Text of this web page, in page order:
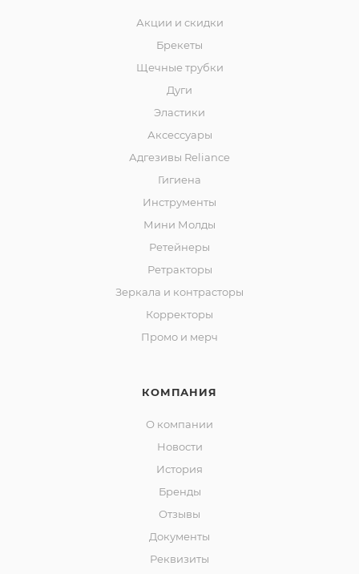
Акции и скидки
Брекеты
Щечные трубки
Дуги
Эластики
Аксессуары
Адгезивы Reliance
Гигиена
Инструменты
Мини Молды
Ретейнеры
Ретракторы
Зеркала и контраcторы
Корректоры
Промо и мерч
КОМПАНИЯ
О компании
Новости
История
Бренды
Отзывы
Документы
Реквизиты